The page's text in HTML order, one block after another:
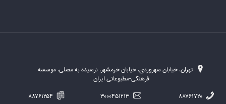
تهران، خیابان سهروردی، خیابان خرمشهر، نرسیده به مصلی، موسسه
فرهنگی-مطبوعاتی ایران